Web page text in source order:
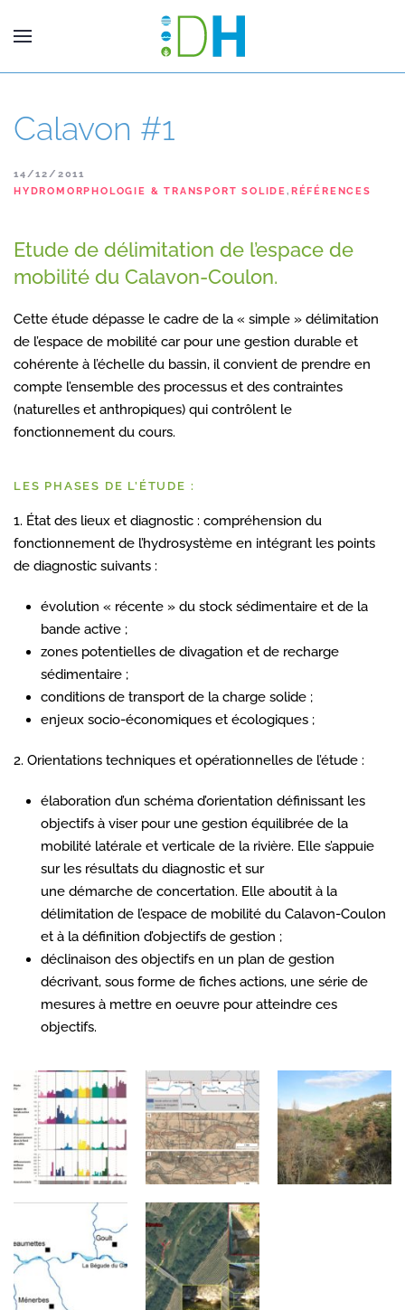
Calavon #1
14/12/2011
HYDROMORPHOLOGIE & TRANSPORT SOLIDE, RÉFÉRENCES
Etude de délimitation de l’espace de
mobilité du Calavon-Coulon.
Cette étude dépasse le cadre de la « simple » délimitation
de l’espace de mobilité car pour une gestion durable et
cohérente à l’échelle du bassin, il convient de prendre en
compte l’ensemble des processus et des contraintes
(naturelles et anthropiques) qui contrôlent le
fonctionnement du cours.
LES PHASES DE L’ÉTUDE :
1. État des lieux et diagnostic : compréhension du
fonctionnement de l’hydrosystème en intégrant les points
de diagnostic suivants :
évolution « récente » du stock sédimentaire et de la
bande active ;
zones potentielles de divagation et de recharge
sédimentaire ;
conditions de transport de la charge solide ;
enjeux socio-économiques et écologiques ;
2. Orientations techniques et opérationnelles de l’étude :
élaboration d’un schéma d’orientation définissant les
objectifs à viser pour une gestion équilibrée de la
mobilité latérale et verticale de la rivière. Elle s’appuie
sur les résultats du diagnostic et sur
une démarche de concertation. Elle aboutit à la
délimitation de l’espace de mobilité du Calavon-Coulon
et à la définition d’objectifs de gestion ;
déclinaison des objectifs en un plan de gestion
décrivant, sous forme de fiches actions, une série de
mesures à mettre en oeuvre pour atteindre ces
objectifs.